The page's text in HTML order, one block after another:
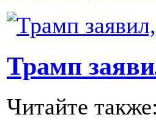
Трамп
Читайте также: